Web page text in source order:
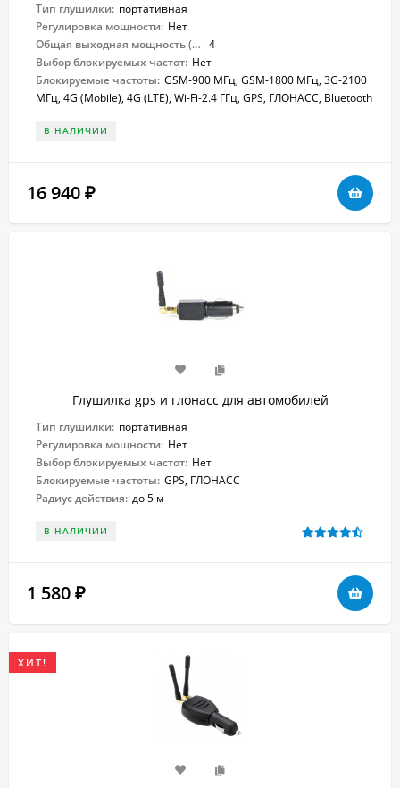
Тип глушилки: портативная
Регулировка мощности: Нет
Общая выходная мощность (Вт): 4
Выбор блокируемых частот: Нет
Блокируемые частоты: GSM-900 МГц, GSM-1800 МГц, 3G-2100
МГц, 4G (Mobile), 4G (LTE), Wi-Fi-2.4 ГГц, GPS, ГЛОНАСС, Bluetooth
В НАЛИЧИИ
16 940 ₽
Глушилка gps и глонасс для автомобилей
Тип глушилки: портативная
Регулировка мощности: Нет
Выбор блокируемых частот: Нет
Блокируемые частоты: GPS, ГЛОНАСС
Радиус действия: до 5 м
В НАЛИЧИИ
1 580 ₽
ХИТ!